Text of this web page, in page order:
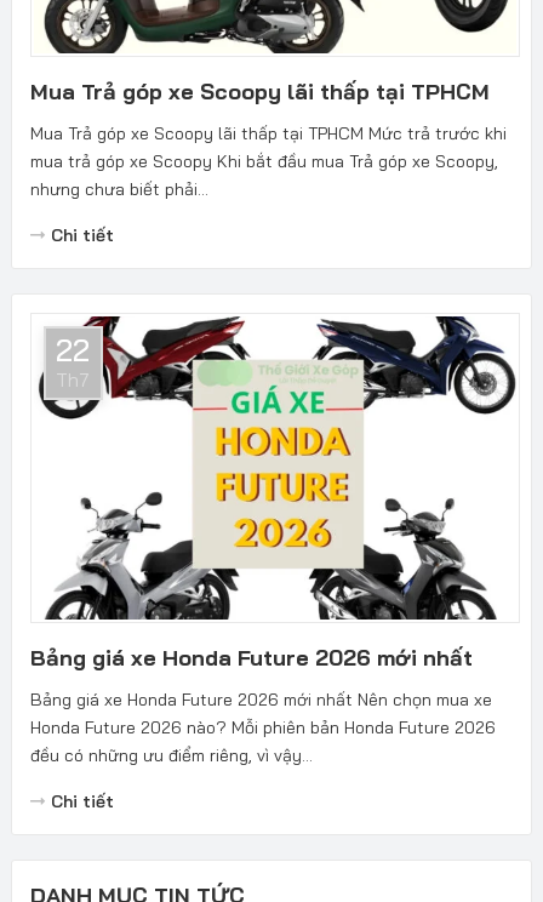
Mua Trả góp xe Scoopy lãi thấp tại TPHCM
Mua Trả góp xe Scoopy lãi thấp tại TPHCM Mức trả trước khi
mua trả góp xe Scoopy Khi bắt đầu mua Trả góp xe Scoopy,
nhưng chưa biết phải...
Chi tiết
22
Th7
Bảng giá xe Honda Future 2026 mới nhất
Bảng giá xe Honda Future 2026 mới nhất Nên chọn mua xe
Honda Future 2026 nào? Mỗi phiên bản Honda Future 2026
đều có những ưu điểm riêng, vì vậy...
Chi tiết
DANH MỤC TIN TỨC